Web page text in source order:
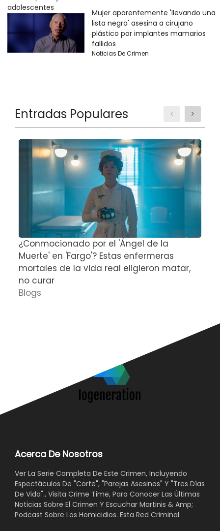
Mujer aparentemente 'llevando una
lista negra' asesina a cirujano
plástico por implantes mamarios
fallidos
Noticias De Crimen
Entradas Populares
¿Conmocionado por el 'Ángel de la
Muerte' en 'Fargo'? Estas enfermeras
mortales de la vida real eligieron matar,
no curar
Blogs
Acerca De Nosotros
Ver La Serie Completa De Este Crimen, Incluyendo
Espectáculos De "Corte", "Parejas Asesinos" Y "Tres Días
De Vida"., Visita Crime Time, Para Conocer Las Últimas
Noticias Sobre El Crimen Y Escuchar Martinis & Amp;
Podcast Sobre Los Homicidios. Esta Red Criminal.